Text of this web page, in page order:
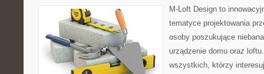
M-Loft Design to
tematyce projektowania
osoby poszukujące
urządzenie domu oraz
wszystkich, którzy